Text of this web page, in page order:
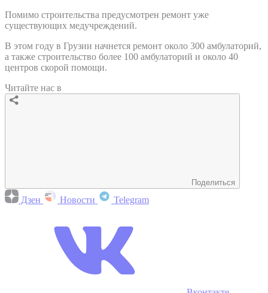
Помимо строительства предусмотрен ремонт уже
существующих медучреждений.
В этом году в Грузии начнется ремонт около 300 амбулаторий,
а также строительство более 100 амбулаторий и около 40
центров скорой помощи.
Читайте нас в
Поделиться
Дзен Новости Telegram